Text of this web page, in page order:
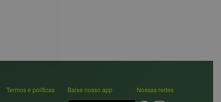
Termos e políticas
Baixe nosso app Nossas redes